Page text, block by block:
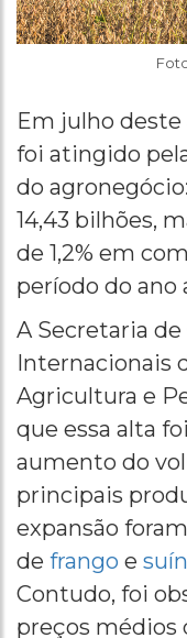
Em julho
foi atingido
do
14,43 bilhões,
de 1,2% em
período do ano
A Secretaria
Internacionais
Agricultura e
que essa alta
aumento do
principais
expansão
de frango e
Contudo, foi
preços médios